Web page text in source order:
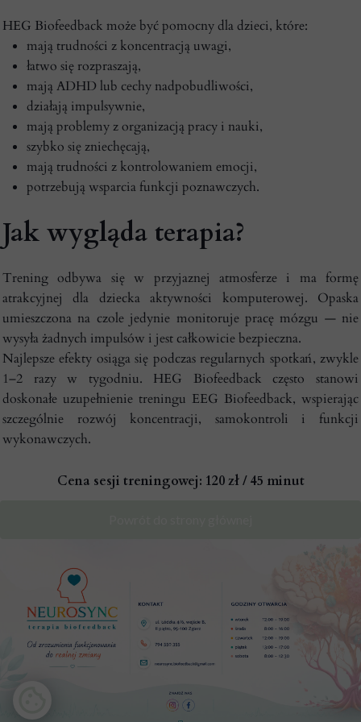
HEG Biofeedback może być pomocny dla dzieci, które:
mają trudności z koncentracją uwagi,
łatwo się rozpraszają,
mają ADHD lub cechy nadpobudliwości,
działają impulsywnie,
mają problemy z organizacją pracy i nauki,
szybko się zniechęcają,
mają trudności z kontrolowaniem emocji,
potrzebują wsparcia funkcji poznawczych.
Jak wygląda terapia?
Trening odbywa się w przyjaznej atmosferze i ma formę
atrakcyjnej dla dziecka aktywności komputerowej. Opaska
umieszczona na czole jedynie monitoruje pracę mózgu — nie
wysyła żadnych impulsów i jest całkowicie bezpieczna.
Najlepsze efekty osiąga się podczas regularnych spotkań, zwykle
1–2 razy w tygodniu. HEG Biofeedback często stanowi
doskonałe uzupełnienie treningu EEG Biofeedback, wspierając
szczególnie rozwój koncentracji, samokontroli i funkcji
wykonawczych.
Cena sesji treningowej: 120 zł / 45 minut